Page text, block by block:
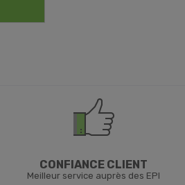
CONFIANCE CLIENT
Meilleur service auprès des EPI